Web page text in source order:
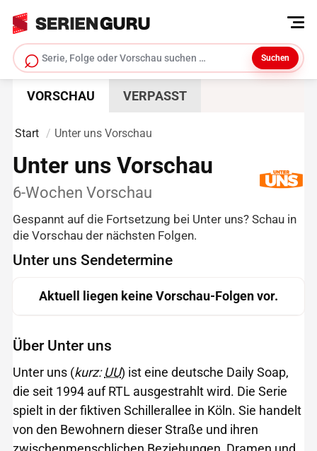
⌕
Serie suchen
Suchen
VORSCHAU VERPASST
Start Unter uns Vorschau
Unter uns Vorschau
6-Wochen Vorschau
Gespannt auf die Fortsetzung bei Unter uns? Schau in
die Vorschau der nächsten Folgen.
Unter uns Sendetermine
Aktuell liegen keine Vorschau-Folgen vor.
Über Unter uns
Unter uns (kurz:UU) ist eine deutsche Daily Soap,
die seit 1994 auf RTL ausgestrahlt wird. Die Serie
spielt in der fiktiven Schillerallee in Köln. Sie handelt
von den Bewohnern dieser Straße und ihren